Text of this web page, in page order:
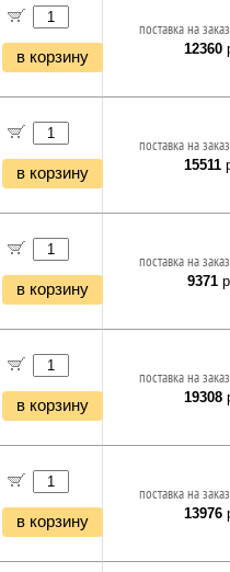
в корзину
поставка на
12360
в корзину
поставка на
15511
в корзину
поставка на
9371
в корзину
поставка на
19308
в корзину
поставка на
13976